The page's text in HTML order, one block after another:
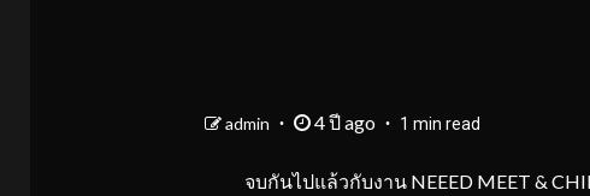
admin 4 ปี ago 1 min read
จบกันไปแล้วกับงาน NEEED MEET &